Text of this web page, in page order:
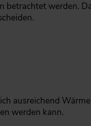
betrachtet werden.
ausreichend Wärme
werden kann.